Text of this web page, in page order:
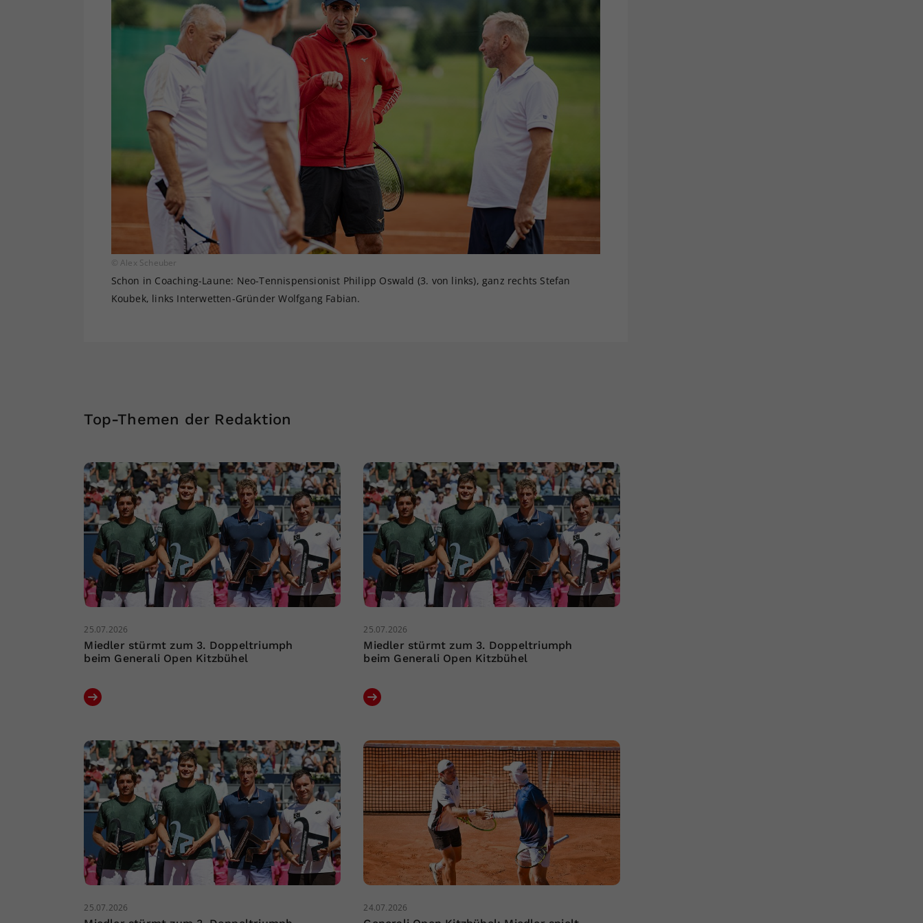
© Alex Scheuber
Schon in Coaching-Laune: Neo-Tennispensionist Philipp Oswald (3. von links), ganz rechts Stefan
Koubek, links Interwetten-Gründer Wolfgang Fabian.
Top-Themen der Redaktion
25.07.2026
Miedler stürmt zum 3. Doppeltriumph
beim Generali Open Kitzbühel
25.07.2026
Miedler stürmt zum 3. Doppeltriumph
beim Generali Open Kitzbühel
25.07.2026 24.07.2026